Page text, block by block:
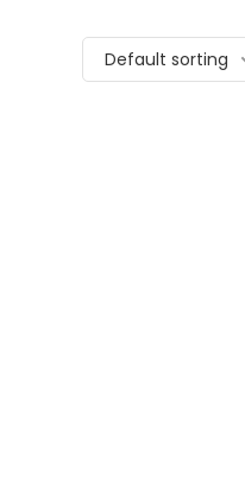
Default sorting